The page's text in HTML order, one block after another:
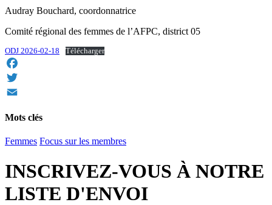
Audray Bouchard, coordonnatrice
Comité régional des femmes de l’AFPC, district 05
ODJ 2026-02-18 Télécharger
Facebook
Twitter
Mots clés
Femmes Focus sur les membres
INSCRIVEZ-VOUS À NOTRE
LISTE D'ENVOI